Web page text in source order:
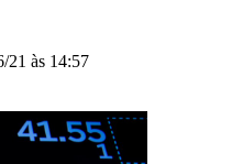
21 às 14:57